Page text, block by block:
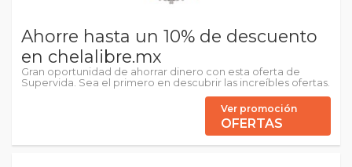
Ahorre hasta un 10% de descuento
en chelalibre.mx
Gran oportunidad de ahorrar dinero con esta oferta de
Supervida. Sea el primero en descubrir las increíbles ofertas.
Ver promoción
OFERTAS